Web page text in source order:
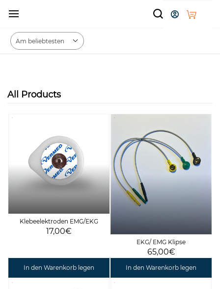
Hauptinhalt
All Products
Klebeelektroden EMG/EKG
17,00€
In den Warenkorb legen
EKG/ EMG Klipse
65,00€
In den Warenkorb legen